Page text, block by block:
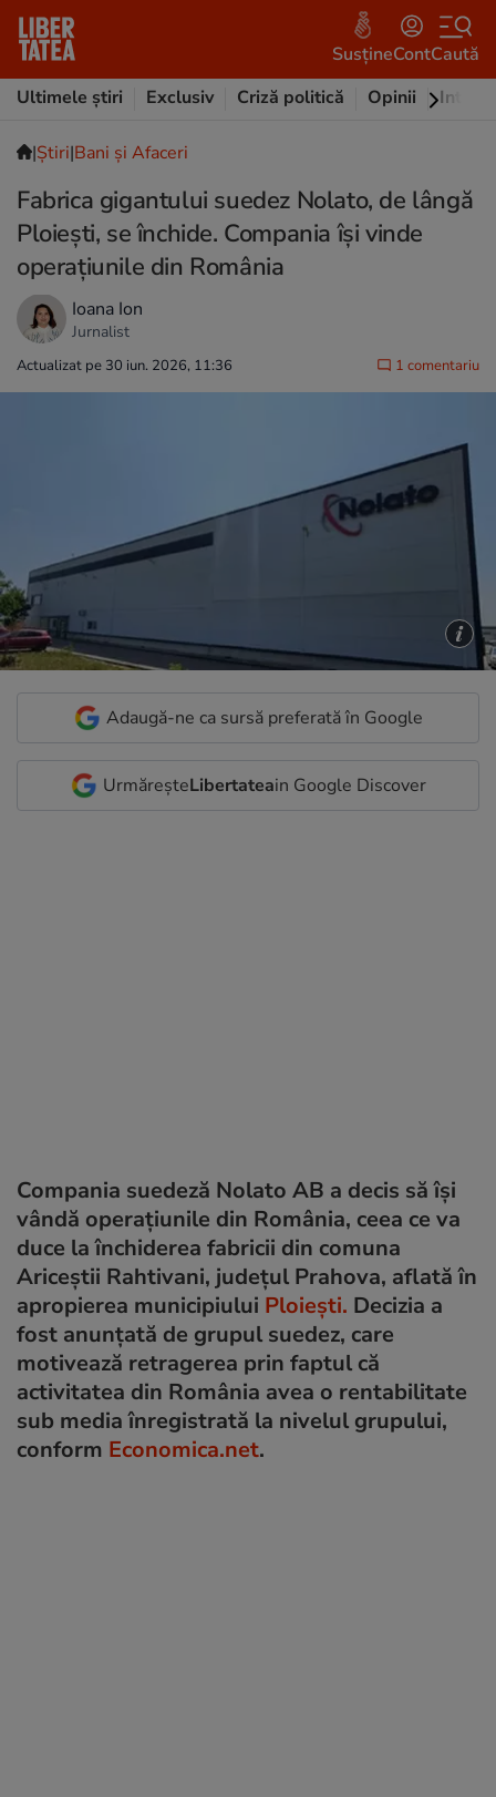
SusțineContCaută
Ultimele știri
Exclusiv Criză politică Opinii
|Ştiri|Bani și Afaceri
Fabrica gigantului suedez Nolato, de lângă
Ploiești, se închide. Compania își vinde
operațiunile din România
Ioana Ion
Jurnalist
Actualizat pe 30 iun. 2026, 11:36 1 comentariu
Adaugă-ne ca sursă preferată în Google
UrmăreșteLibertateain Google Discover
Compania suedeză Nolato AB a decis să își
vândă operațiunile din România, ceea ce va
duce la închiderea fabricii din comuna
Ariceștii Rahtivani, județul Prahova, aflată în
apropierea municipiului Ploiești. Decizia a
fost anunțată de grupul suedez, care
motivează retragerea prin faptul că
activitatea din România avea o rentabilitate
sub media înregistrată la nivelul grupului,
conform Economica.net.